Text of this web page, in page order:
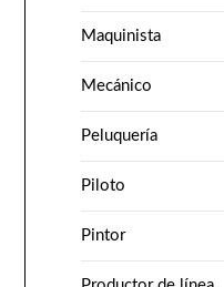
Maquinista
Mecánico
Peluquería
Piloto
Pintor